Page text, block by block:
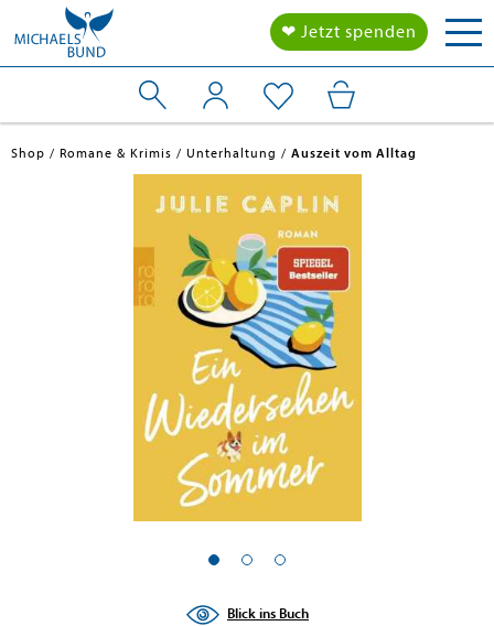
❤ Jetzt spenden
Shop Romane & Krimis Unterhaltung Auszeit vom Alltag
Blick ins Buch